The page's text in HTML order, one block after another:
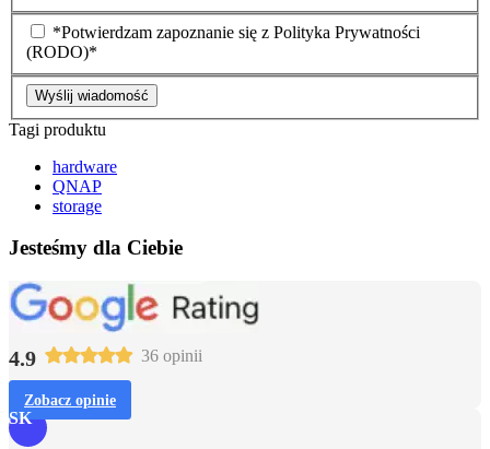
*Potwierdzam zapoznanie się z Polityka Prywatności
(RODO)*
Wyślij wiadomość
Tagi produktu
hardware
QNAP
storage
Jesteśmy dla Ciebie
4.9 36 opinii
Zobacz opinie
SK